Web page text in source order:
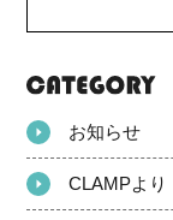
お知らせ
CLAMPより